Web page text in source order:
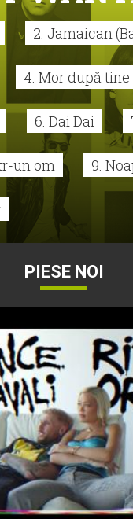
2. Jamaican
4. Mor după tine
6. Dai Dai
un om 9.
PIESE NOI